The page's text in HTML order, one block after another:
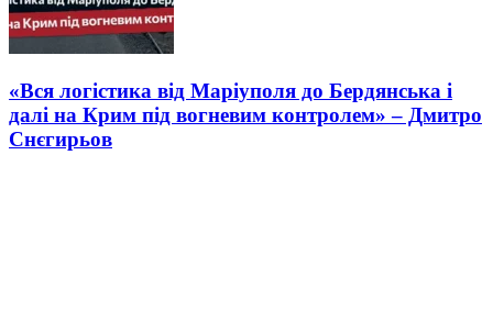
«Вся логістика від Маріуполя до Бердянська і
далі на Крим під вогневим контролем» – Дмитро
Снєгирьов